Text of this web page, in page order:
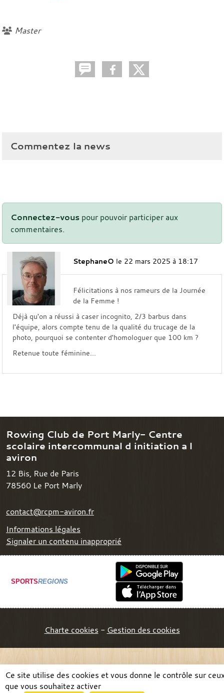
Master
Commentez la news
Connectez-vous pour pouvoir participer aux
commentaires.
StephaneO le 22 mars 2025 à 18:17
Félicitations à nos rameurs de la Journée
de la Femme !
Déjà qu'on a réussi à caser incognito, 2/3 barbus dans
l'équipe, alors compte tenu de la qualité du trucage de la
photo, pourquoi se contenter d'homologuer que 100 km ?
Retenue toute féminine...
Rowing Club de Port Marly- Centre
scolaire intercommunal d initiation a l
aviron
12 Bis, Rue de Paris
78560 Le Port Marly
contact@rcpm-aviron.fr
Informations légales
Signaler un contenu inapproprié
SPORTSREGIONS
Charte cookies Gestion des cookies
Ce site utilise des cookies et vous donne le contrôle sur
que vous souhaitez activer